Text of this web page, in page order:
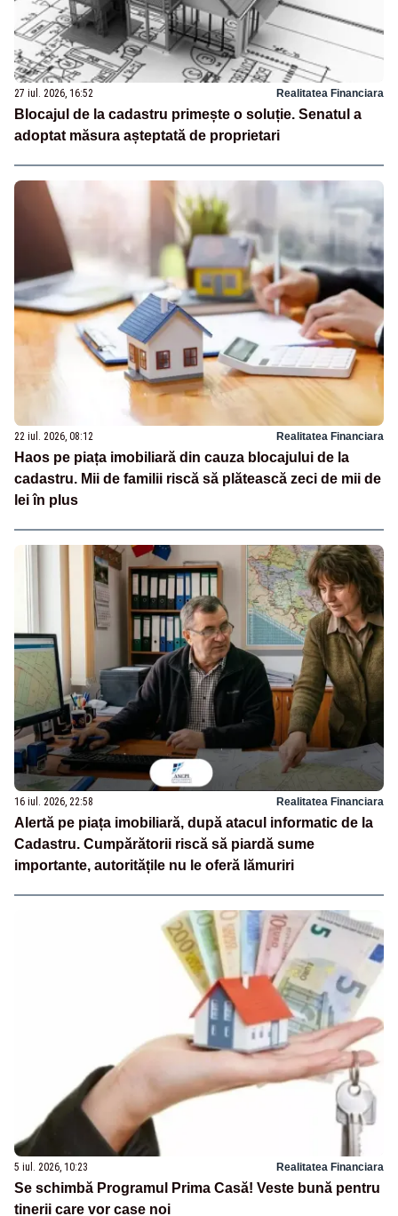
27 iul. 2026, 16:52 Realitatea Financiara
Blocajul de la cadastru primește o soluție. Senatul a
adoptat măsura așteptată de proprietari
22 iul. 2026, 08:12 Realitatea Financiara
Haos pe piața imobiliară din cauza blocajului de la
cadastru. Mii de familii riscă să plătească zeci de mii de
lei în plus
16 iul. 2026, 22:58 Realitatea Financiara
Alertă pe piața imobiliară, după atacul informatic de la
Cadastru. Cumpărătorii riscă să piardă sume
importante, autoritățile nu le oferă lămuriri
5 iul. 2026, 10:23 Realitatea Financiara
Se schimbă Programul Prima Casă! Veste bună pentru
tinerii care vor case noi